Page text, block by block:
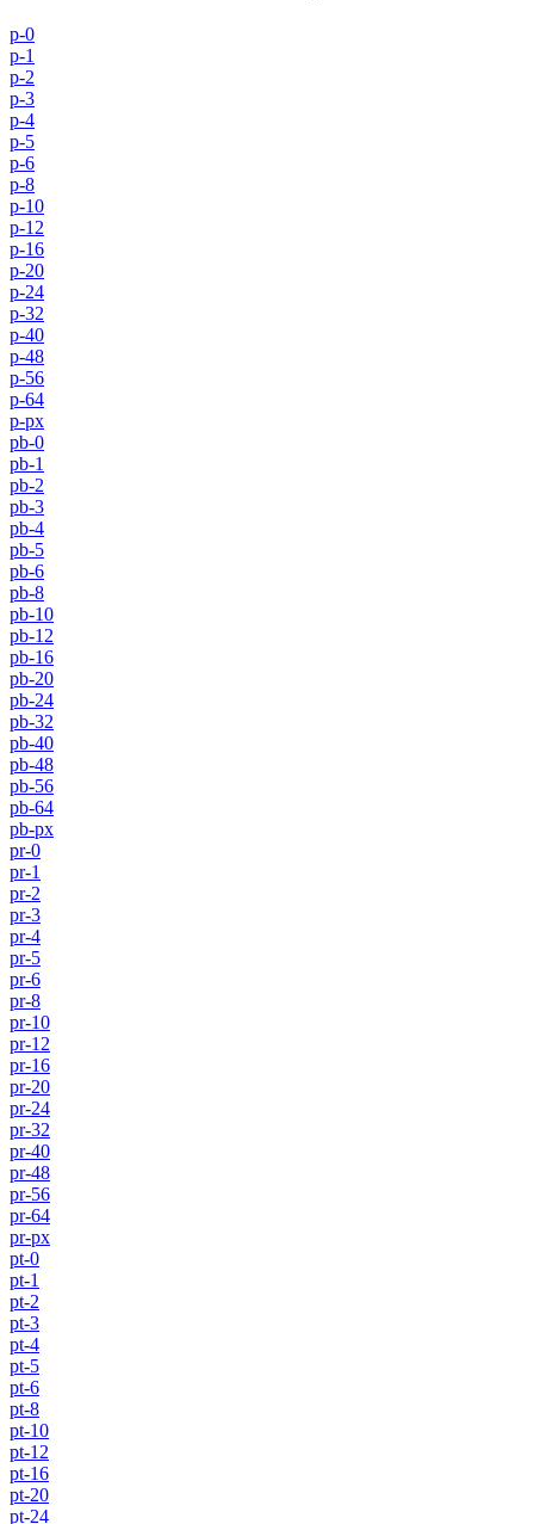
p-0
p-1
p-2
p-3
p-4
p-5
p-6
p-8
p-10
p-12
p-16
p-20
p-24
p-32
p-40
p-48
p-56
p-64
p-px
pb-0
pb-1
pb-2
pb-3
pb-4
pb-5
pb-6
pb-8
pb-10
pb-12
pb-16
pb-20
pb-24
pb-32
pb-40
pb-48
pb-56
pb-64
pb-px
pr-0
pr-1
pr-2
pr-3
pr-4
pr-5
pr-6
pr-8
pr-10
pr-12
pr-16
pr-20
pr-24
pr-32
pr-40
pr-48
pr-56
pr-64
pr-px
pt-0
pt-1
pt-2
pt-3
pt-4
pt-5
pt-6
pt-8
pt-10
pt-12
pt-16
pt-20
pt-24